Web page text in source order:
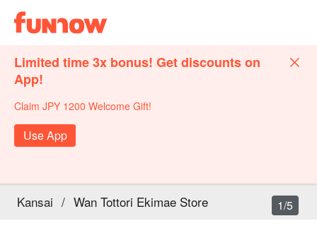
Limited time 3x bonus! Get discounts on
App!
Claim JPY 1200 Welcome Gift!
Use App
Kansai / Wan Tottori Ekimae Store 1/5